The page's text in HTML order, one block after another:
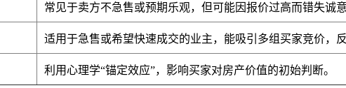
常见于卖方不急售或预期乐观，但可能因报价过高而错失诚意
适用于急售或希望快速成交的业主，能吸引多组买家竞价，
利用心理学“锚定效应”，影响买家对房产价值的初始判断。